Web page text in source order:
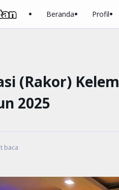
Beranda Profil
(Rakor)
2025
baca